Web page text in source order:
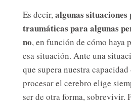
Es decir,algunas situaciones
traumáticas para algunas
no, en función de cómo haya
esa situación. Ante una
que supera nuestra
procesar el cerebro elige
ser de otra forma, sobrevivir.